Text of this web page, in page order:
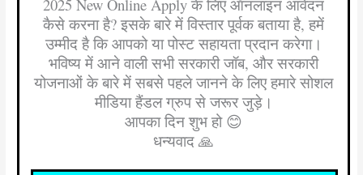
2025 New Online Apply के लिए ऑनलाइन आवेदन
कैसे करना है? इसके बारे में विस्तार पूर्वक बताया है, हमें
उम्मीद है कि आपको या पोस्ट सहायता प्रदान करेगा।
भविष्य में आने वाली सभी सरकारी जॉब, और सरकारी
योजनाओं के बारे में सबसे पहले जानने के लिए हमारे सोशल
मीडिया हैंडल ग्रुप से जरूर जुड़े।
आपका दिन शुभ हो 😊
धन्यवाद 🙏